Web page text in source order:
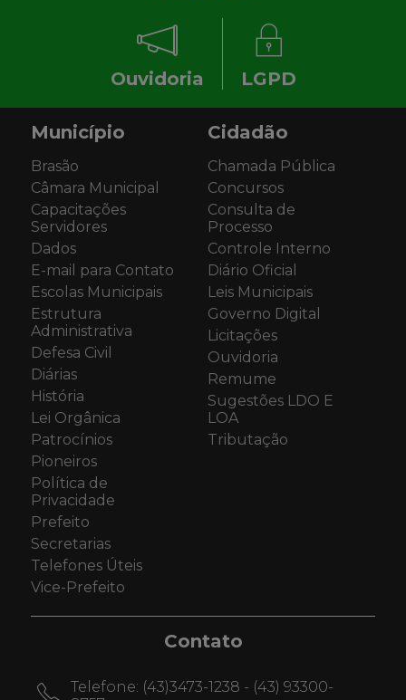
Ouvidoria LGPD
Município
Brasão
Câmara Municipal
Capacitações
Servidores
Dados
E-mail para Contato
Escolas Municipais
Estrutura
Administrativa
Defesa Civil
Diárias
História
Lei Orgânica
Patrocínios
Pioneiros
Política de
Privacidade
Prefeito
Secretarias
Telefones Úteis
Vice-Prefeito
Cidadão
Chamada Pública
Concursos
Consulta de
Processo
Controle Interno
Diário Oficial
Leis Municipais
Governo Digital
Licitações
Ouvidoria
Remume
Sugestões LDO E
LOA
Tributação
Contato
Telefone: (43)3473-1238 - (43) 93300-